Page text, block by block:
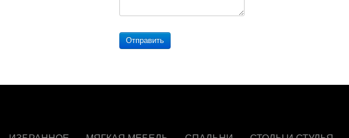
Отправить